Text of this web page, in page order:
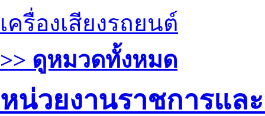
เครื่องเสียงรถยนต์
>> ดูหมวดทั้งหมด
หน่วยงานราชการแล